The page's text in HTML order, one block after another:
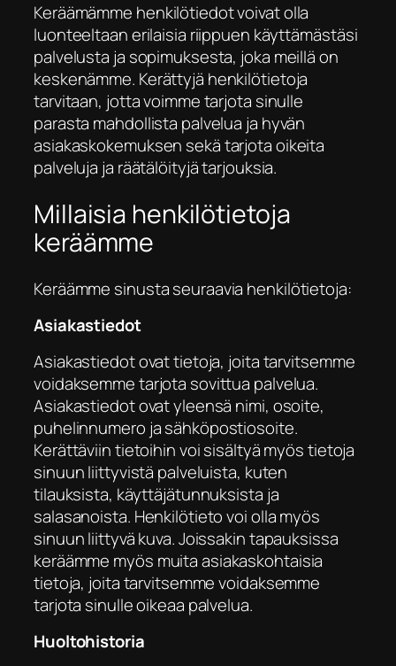
Keräämämme henkilötiedot voivat olla
luonteeltaan erilaisia riippuen käyttämästäsi
palvelusta ja sopimuksesta, joka meillä on
keskenämme. Kerättyjä henkilötietoja
tarvitaan, jotta voimme tarjota sinulle
parasta mahdollista palvelua ja hyvän
asiakaskokemuksen sekä tarjota oikeita
palveluja ja räätälöityjä tarjouksia.
Millaisia henkilötietoja
keräämme
Keräämme sinusta seuraavia henkilötietoja:
Asiakastiedot
Asiakastiedot ovat tietoja, joita tarvitsemme
voidaksemme tarjota sovittua palvelua.
Asiakastiedot ovat yleensä nimi, osoite,
puhelinnumero ja sähköpostiosoite.
Kerättäviin tietoihin voi sisältyä myös tietoja
sinuun liittyvistä palveluista, kuten
tilauksista, käyttäjätunnuksista ja
salasanoista. Henkilötieto voi olla myös
sinuun liittyvä kuva. Joissakin tapauksissa
keräämme myös muita asiakaskohtaisia
tietoja, joita tarvitsemme voidaksemme
tarjota sinulle oikeaa palvelua.
Huoltohistoria